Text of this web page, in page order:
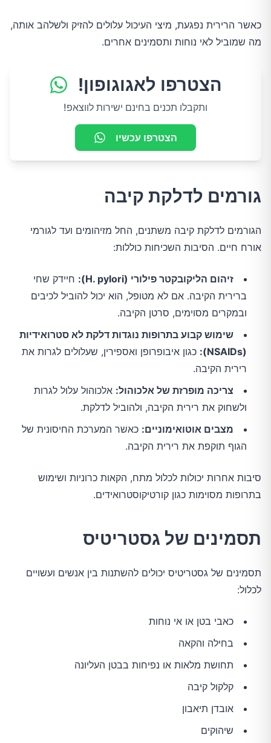
כאשר הרירית נפגעת, מיצי העיכול עלולים להזיק ולשלהב אותה,
מה שמוביל לאי נוחות ותסמינים אחרים.
הצטרפו לאגוגופון!
ותקבלו תכנים בחינם ישירות לווצאפ!
הצטרפו עכשיו
גורמים לדלקת קיבה
הגורמים לדלקת קיבה משתנים, החל מזיהומים ועד לגורמי
אורח חיים. הסיבות השכיחות כוללות:
זיהום הליקובקטר פילורי (H. pylori):
חיידק שחי
ברירית הקיבה. אם לא מטופל, הוא יכול להוביל לכיבים
ובמקרים מסוימים, סרטן הקיבה.
שימוש קבוע בתרופות נוגדות דלקת לא סטרואידיות
(NSAIDs):
כגון איבופרופן ואספירין, שעלולים לגרות את
רירית הקיבה.
צריכה מופרזת של אלכוהול: אלכוהול עלול לגרות
ולשחוק את רירית הקיבה, ולהוביל לדלקת.
מצבים אוטואימוניים: כאשר המערכת החיסונית של
הגוף תוקפת את רירית הקיבה.
סיבות אחרות יכולות לכלול מתח, הקאות כרוניות ושימוש
בתרופות מסוימות כגון קורטיקוסטרואידים.
תסמינים של גסטריטיס
תסמינים של גסטריטיס יכולים להשתנות בין אנשים ועשויים
לכלול:
כאבי בטן או אי נוחות
בחילה והקאה
תחושת מלאות או נפיחות בבטן העליונה
קלקול קיבה
אובדן תיאבון
שיהוקים